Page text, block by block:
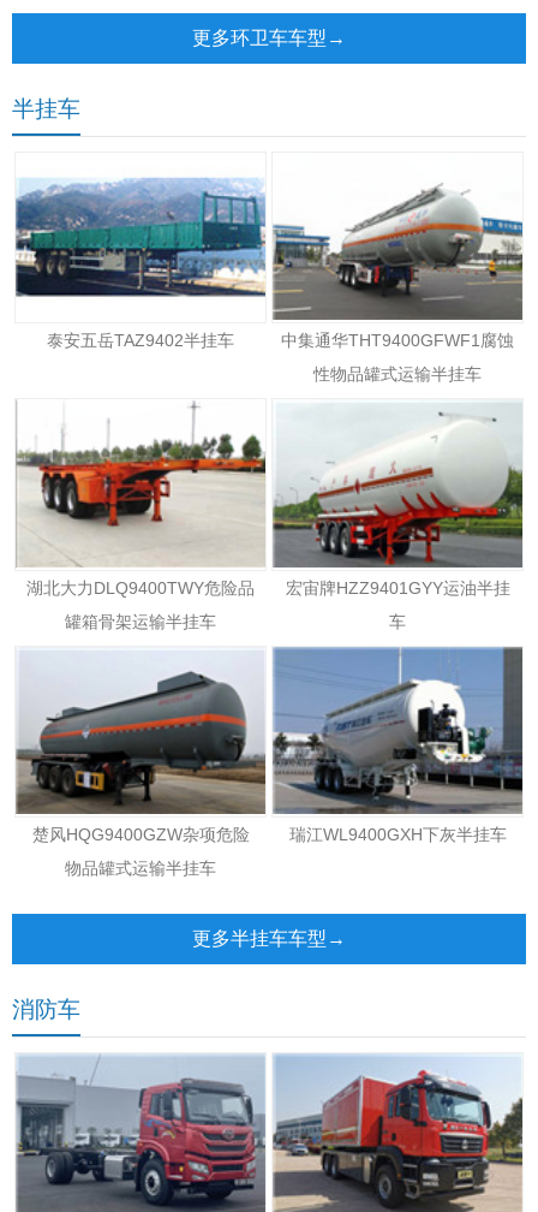
更多环卫车车型→
半挂车
泰安五岳TAZ9402半挂车
中集通华THT9400GFWF1腐蚀
性物品罐式运输半挂车
湖北大力DLQ9400TWY危险品
罐箱骨架运输半挂车
宏宙牌HZZ9401GYY运油半挂
车
楚风HQG9400GZW杂项危险
物品罐式运输半挂车
瑞江WL9400GXH下灰半挂车
更多半挂车车型→
消防车